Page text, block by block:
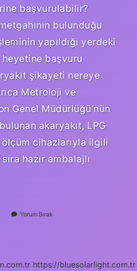
başvurulabilir?
bulunduğu
yapıldığı yerdeki
başvuru
şikayeti nereye
Metroloji ve
Genel Müdürlüğü’nün
akaryakıt, LPG
cihazlarıyla ilgili
hazır ambalajlı
Yorum Bırak
https://bluesolarlight.com.tr